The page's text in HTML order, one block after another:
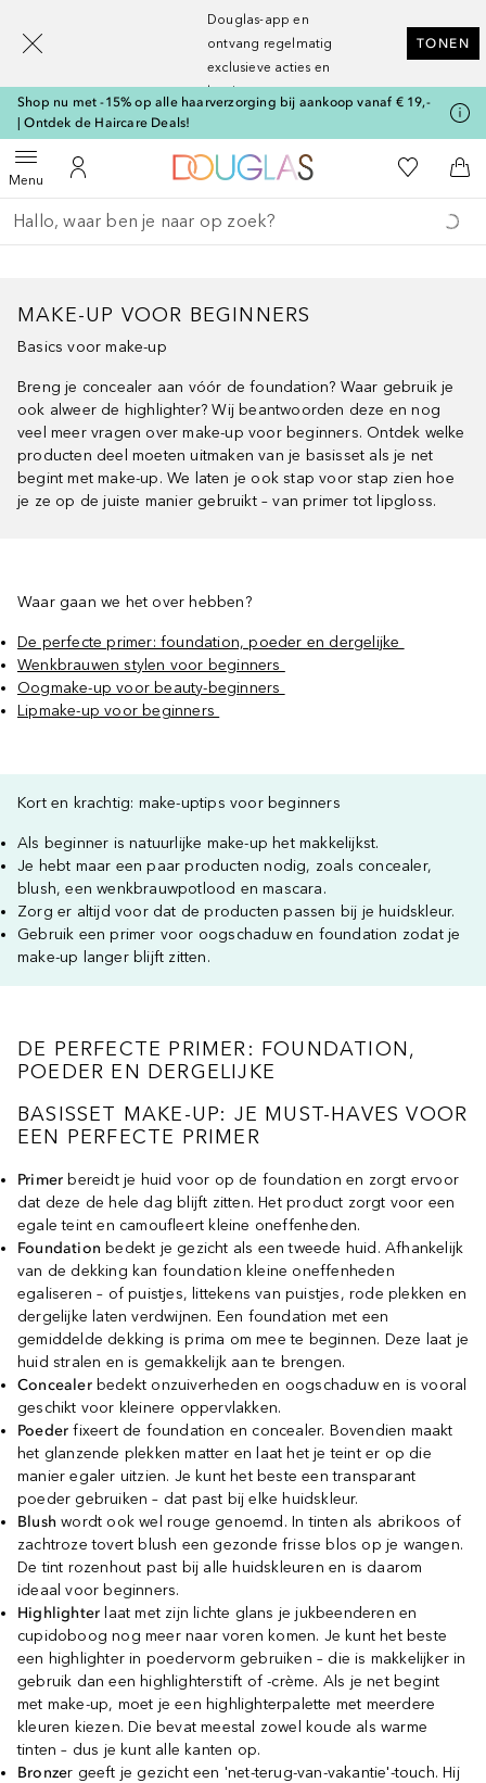
Douglas-app en
ontvang regelmatig
exclusieve acties en
kortingen
TONEN
Shop nu met -15% op alle haarverzorging bij aankoop vanaf € 19,-
| Ontdek de Haircare Deals!
MenuOpen menuNaar Mijn Account
Naar Douglas Home
Naar Mijn
Ga terug
Zoekopdracht uitvoeren
MAKE-UP VOOR BEGINNERS
Basics voor make-up
Breng je concealer aan vóór de foundation? Waar gebruik je
ook alweer de highlighter? Wij beantwoorden deze en nog
veel meer vragen over make-up voor beginners. Ontdek welke
producten deel moeten uitmaken van je basisset als je net
begint met make-up. We laten je ook stap voor stap zien hoe
je ze op de juiste manier gebruikt – van primer tot lipgloss.
Waar gaan we het over hebben?
De perfecte primer: foundation, poeder en dergelijke
Wenkbrauwen stylen voor beginners
Oogmake-up voor beauty-beginners
Lipmake-up voor beginners
Kort en krachtig: make-uptips voor beginners
Als beginner is natuurlijke make-up het makkelijkst.
Je hebt maar een paar producten nodig, zoals concealer,
blush, een wenkbrauwpotlood en mascara.
Zorg er altijd voor dat de producten passen bij je huidskleur.
Gebruik een primer voor oogschaduw en foundation zodat je
make-up langer blijft zitten.
DE PERFECTE PRIMER: FOUNDATION,
POEDER EN DERGELIJKE
BASISSET MAKE-UP: JE MUST-HAVES VOOR
EEN PERFECTE PRIMER
Primer bereidt je huid voor op de foundation en zorgt ervoor
dat deze de hele dag blijft zitten. Het product zorgt voor een
egale teint en camoufleert kleine oneffenheden.
Foundation bedekt je gezicht als een tweede huid. Afhankelijk
van de dekking kan foundation kleine oneffenheden
egaliseren – of puistjes, littekens van puistjes, rode plekken en
dergelijke laten verdwijnen. Een foundation met een
gemiddelde dekking is prima om mee te beginnen. Deze laat je
huid stralen en is gemakkelijk aan te brengen.
Concealer bedekt onzuiverheden en oogschaduw en is vooral
geschikt voor kleinere oppervlakken.
Poederfixeert de foundation en concealer. Bovendien maakt
het glanzende plekken matter en laat het je teint er op die
manier egaler uitzien. Je kunt het beste een transparant
poeder gebruiken – dat past bij elke huidskleur.
Blushwordt ook wel rouge genoemd. In tinten als abrikoos of
zachtroze tovert blush een gezonde frisse blos op je wangen.
De tint rozenhout past bij alle huidskleuren en is daarom
ideaal voor beginners.
Highlighter laat met zijn lichte glans je jukbeenderen en
cupidoboog nog meer naar voren komen. Je kunt het beste
een highlighter in poedervorm gebruiken – die is makkelijker in
gebruik dan een highlighterstift of -crème. Als je net begint
met make-up, moet je een highlighterpalette met meerdere
kleuren kiezen. Die bevat meestal zowel koude als warme
tinten – dus je kunt alle kanten op.
Bronzer geeft je gezicht een 'net-terug-van-vakantie'-touch. Hij
[navigation.slideout.screenreader]